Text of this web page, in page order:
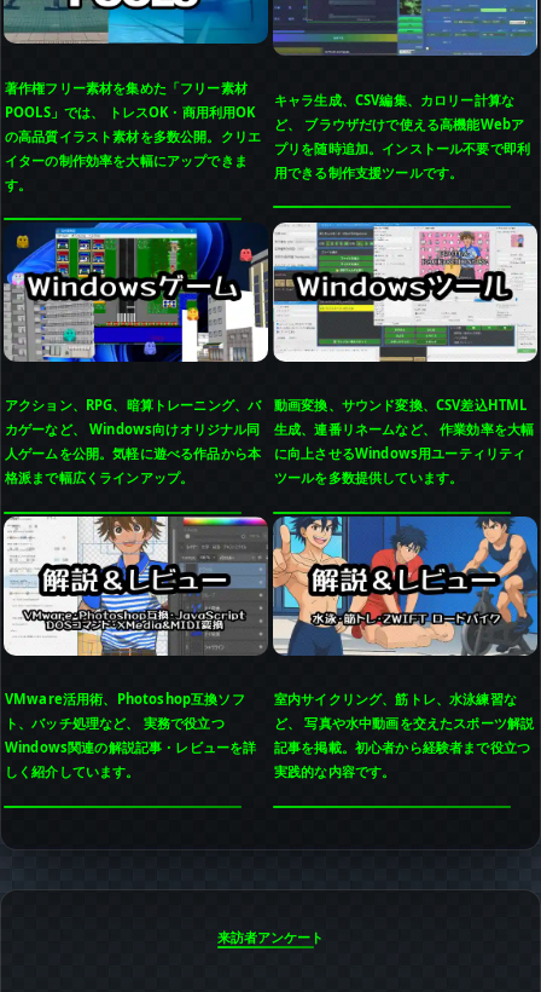
著作権フリー素材を集めた「フリー素材
POOLS」では、 トレスOK・商用利用OK
の高品質イラスト素材を多数公開。クリエ
イターの制作効率を大幅にアップできま
す。
キャラ生成、CSV編集、カロリー計算な
ど、 ブラウザだけで使える高機能Webア
プリを随時追加。インストール不要で即利
用できる制作支援ツールです。
アクション、RPG、暗算トレーニング、バ
カゲーなど、 Windows向けオリジナル同
人ゲームを公開。気軽に遊べる作品から本
格派まで幅広くラインアップ。
動画変換、サウンド変換、CSV差込HTML
生成、連番リネームなど、 作業効率を大幅
に向上させるWindows用ユーティリティ
ツールを多数提供しています。
VMware活用術、Photoshop互換ソフ
ト、バッチ処理など、 実務で役立つ
Windows関連の解説記事・レビューを詳
しく紹介しています。
室内サイクリング、筋トレ、水泳練習な
ど、 写真や水中動画を交えたスポーツ解説
記事を掲載。初心者から経験者まで役立つ
実践的な内容です。
来訪者アンケート